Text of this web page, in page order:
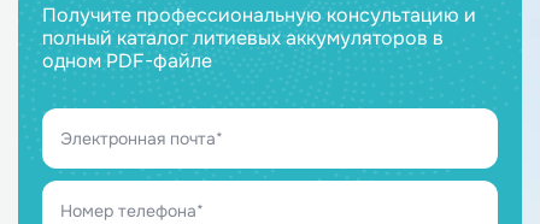
Получите профессиональную консультацию и
полный каталог литиевых аккумуляторов в
одном PDF-файле